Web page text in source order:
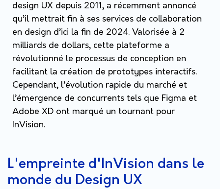
design UX depuis 2011, a récemment annoncé
qu’il mettrait fin à ses services de collaboration
en design d’ici la fin de 2024. Valorisée à 2
milliards de dollars, cette plateforme a
révolutionné le processus de conception en
facilitant la création de prototypes interactifs.
Cependant, l’évolution rapide du marché et
l’émergence de concurrents tels que Figma et
Adobe XD ont marqué un tournant pour
InVision.
L'empreinte d'InVision dans le
monde du Design UX